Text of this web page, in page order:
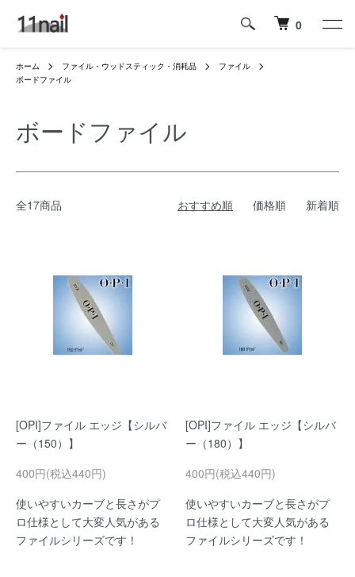
0
ホーム ファイル・ウッドスティック・消耗品
ファイル
ボードファイル
ボードファイル
全17商品 おすすめ順 価格順 新着順
[OPI]ファイル エッジ【シルバ
ー（150）】
400円(税込440円)
使いやすいカーブと長さがプ
ロ仕様として大変人気がある
ファイルシリーズです！
[OPI]ファイル エッジ【シルバ
ー（180）】
400円(税込440円)
使いやすいカーブと長さがプ
ロ仕様として大変人気がある
ファイルシリーズです！